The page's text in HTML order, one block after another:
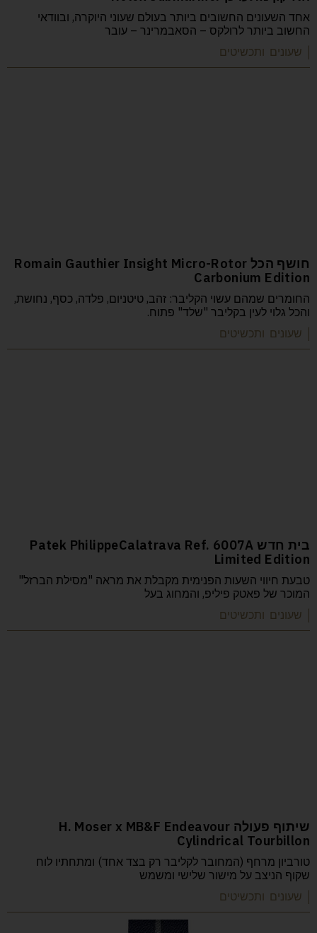
אחד השעונים החשובים ביותר בעולם שעוני היוקרה, ובוודאי
החשוב ביותר לרולקס – הסאבמרינר – עובר
| שעונים ותכשיטים
חושף הכל Romain Gauthier Insight Micro-Rotor
Carbonium Edition
החומרים שמהם עשוי הקליבר: זהב, טיטניום, פלדה, כסף, נחושת,
והכל גלוי לעין בקליבר "שלד" פתוח.
| שעונים ותכשיטים
בית חדש Patek PhilippeCalatrava Ref. 6007A
Limited Edition
טבעת חיווי השעות הפנימית מקבלת את מראה "מסילת הברזל"
המוכר של פאטק פיליפ, והמחוג בעל
| שעונים ותכשיטים
שיתוף פעולה H. Moser x MB&F Endeavour
Cylindrical Tourbillon
טורביון מרחף (המחובר לקליבר רק בצד אחד) ומתחתיו לוח
שקוף הניצב על מישור שלישי ומשמש
| שעונים ותכשיטים